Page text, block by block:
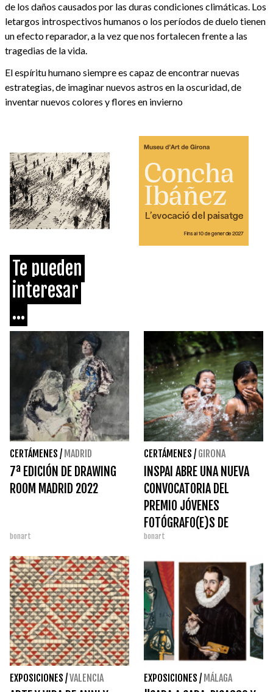
de los daños causados por las duras condiciones climáticas. Los
letargos introspectivos humanos o los períodos de duelo tienen
un efecto reparador, a la vez que nos fortalecen frente a las
tragedias de la vida.
El espíritu humano siempre es capaz de encontrar nuevas
estrategias, de imaginar nuevos astros en la oscuridad, de
inventar nuevos colores y flores en invierno
Te pueden
interesar
...
CERTÁMENES / MADRID
7ª EDICIÓN DE DRAWING
ROOM MADRID 2022
bonart
CERTÁMENES / GIRONA
INSPAI ABRE UNA NUEVA
CONVOCATORIA DEL
PREMIO JÓVENES
FOTÓGRAFO(E)S DE
CATALUNYA
bonart
EXPOSICIONES /VALENCIA EXPOSICIONES / MÁLAGA